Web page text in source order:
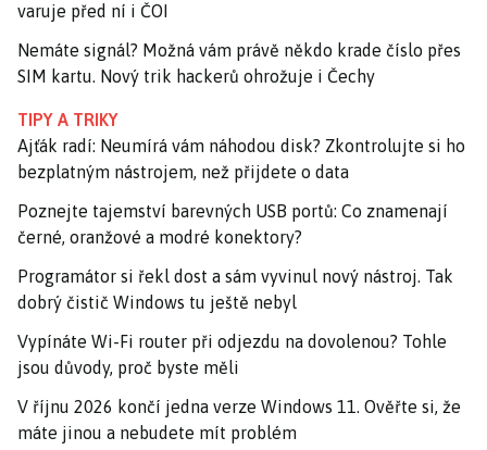
varuje před ní i ČOI
Nemáte signál? Možná vám právě někdo krade číslo přes
SIM kartu. Nový trik hackerů ohrožuje i Čechy
TIPY A TRIKY
Ajťák radí: Neumírá vám náhodou disk? Zkontrolujte si ho
bezplatným nástrojem, než přijdete o data
Poznejte tajemství barevných USB portů: Co znamenají
černé, oranžové a modré konektory?
Programátor si řekl dost a sám vyvinul nový nástroj. Tak
dobrý čistič Windows tu ještě nebyl
Vypínáte Wi-Fi router při odjezdu na dovolenou? Tohle
jsou důvody, proč byste měli
V říjnu 2026 končí jedna verze Windows 11. Ověřte si, že
máte jinou a nebudete mít problém